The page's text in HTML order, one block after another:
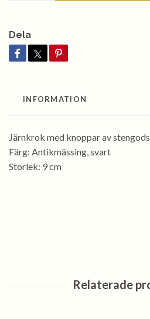
Dela
INFORMATION
Järnkrok med knoppar av stengods
Färg: Antikmässing, svart
Storlek: 9 cm